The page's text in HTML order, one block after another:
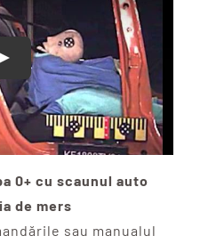
0+ cu scaunul auto
de mers
sau manualul